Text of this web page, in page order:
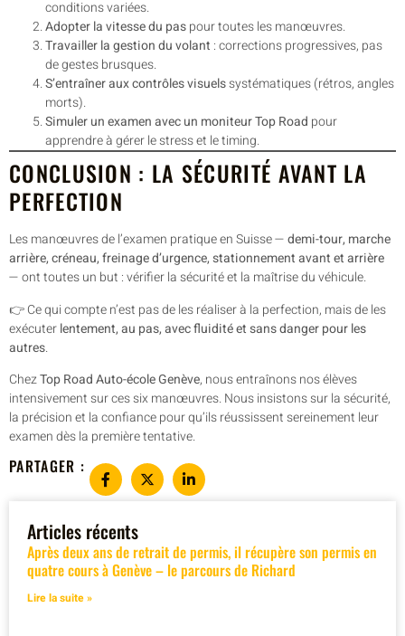
conditions variées.
Adopter la vitesse du paspour toutes les manœuvres.
Travailler la gestion du volant : corrections progressives, pas
de gestes brusques.
S’entraîner aux contrôles visuelssystématiques (rétros, angles
morts).
Simuler un examen avec un moniteur Top Road pour
apprendre à gérer le stress et le timing.
CONCLUSION : LA SÉCURITÉ AVANT LA
PERFECTION
Les manœuvres de l’examen pratique en Suisse —demi-tour, marche
arrière, créneau, freinage d’urgence, stationnement avant et arrière
— ont toutes un but : vérifier la sécurité et la maîtrise du véhicule.
👉 Ce qui compte n’est pas de les réaliser à la perfection, mais de les
exécuterlentement, au pas, avec fluidité et sans danger pour les
autres.
ChezTop Road Auto-école Genève, nous entraînons nos élèves
intensivement sur ces six manœuvres. Nous insistons sur la sécurité,
la précision et la confiance pour qu’ils réussissent sereinement leur
examen dès la première tentative.
PARTAGER :
Articles récents
Après deux ans de retrait de permis, il récupère son permis en
quatre cours à Genève – le parcours de Richard
Lire la suite »